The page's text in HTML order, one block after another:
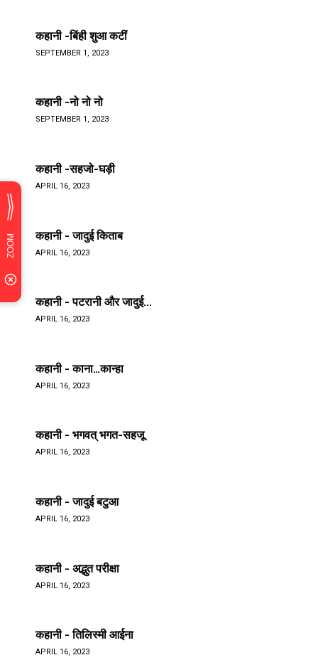
कहानी -बिंही शुआ कटीं
SEPTEMBER 1, 2023
कहानी -नो नो नो
SEPTEMBER 1, 2023
कहानी -सहजो-घड़ी
APRIL 16, 2023
कहानी - जादुई किताब
APRIL 16, 2023
कहानी - पटरानी और जादुई...
APRIL 16, 2023
कहानी - काना…कान्हा
APRIL 16, 2023
कहानी - भगवत् भगत-सहजू
APRIL 16, 2023
कहानी - जादुई बटुआ
APRIL 16, 2023
कहानी - अद्भुत परीक्षा
APRIL 16, 2023
कहानी - तिलिस्मी आईना
APRIL 16, 2023